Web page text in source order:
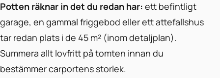
Potten räknar in det du redan har: ett befintligt
garage, en gammal friggebod eller ett attefallshus
tar redan plats i de 45 m² (inom detaljplan).
Summera allt lovfritt på tomten innan du
bestämmer carportens storlek.